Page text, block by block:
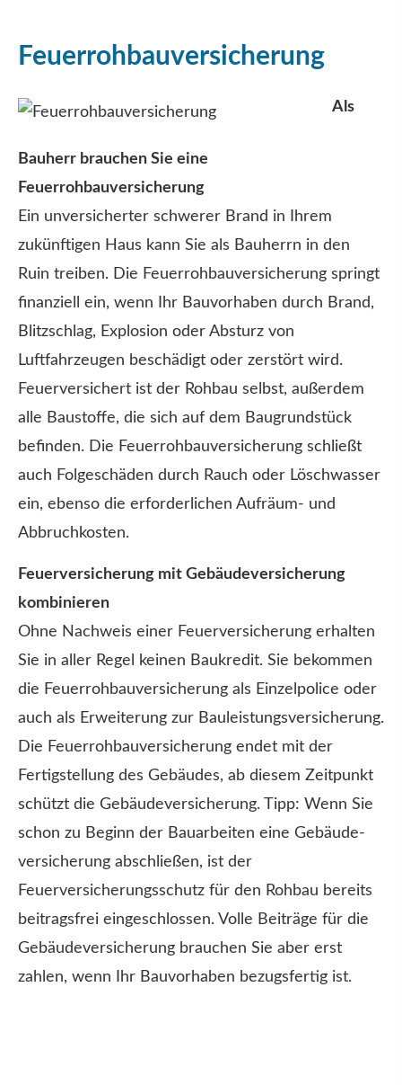
Feuerrohbauversicherung
Als
Bauherr brauchen Sie eine
Feuerrohbauversicherung
Ein unversicherter schwerer Brand in Ihrem
zukünftigen Haus kann Sie als Bauherrn in den
Ruin treiben. Die Feuerrohbauversicherung springt
finanziell ein, wenn Ihr Bauvorhaben durch Brand,
Blitzschlag, Explosion oder Absturz von
Luftfahrzeugen beschädigt oder zerstört wird.
Feuerversichert ist der Rohbau selbst, außerdem
alle Baustoffe, die sich auf dem Baugrundstück
befinden. Die Feuerrohbauversicherung schließt
auch Folgeschäden durch Rauch oder Löschwasser
ein, ebenso die erforderlichen Aufräum- und
Abbruchkosten.
Feuerversicherung mit Ge­bäude­ver­si­che­rung
kombinieren
Ohne Nachweis einer Feuerversicherung erhalten
Sie in aller Regel keinen Baukredit. Sie bekommen
die Feuerrohbauversicherung als Einzelpolice oder
auch als Erweiterung zur Bauleistungsversicherung.
Die Feuerrohbauversicherung endet mit der
Fertigstellung des Gebäudes, ab diesem Zeitpunkt
schützt die Ge­bäude­ver­si­che­rung. Tipp: Wenn Sie
schon zu Beginn der Bauarbeiten eine Ge­bäude­
ver­si­che­rung abschließen, ist der
Feuerversicherungsschutz für den Rohbau bereits
beitragsfrei eingeschlossen. Volle Beiträge für die
Ge­bäude­ver­si­che­rung brauchen Sie aber erst
zahlen, wenn Ihr Bauvorhaben bezugsfertig ist.